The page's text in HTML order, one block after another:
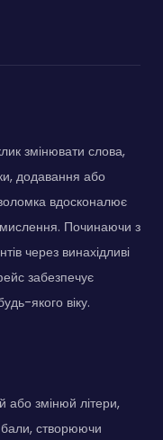
змінювати слова,
додавання або
вдосконалює
мислення. Починаючи з
через винахідливі
забезпечує
якого віку.
або змінюй літери,
створюючи